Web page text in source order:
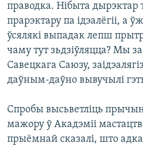
праводка. Нібыта дырэктар
прарэктару па ідэалёгіі, а
ўсялякі выпадак лепш
чаму тут зьдзіўляцца? Мы
Савецкага Саюзу,
даўным-даўно вывучылі
Спробы высьветліць
мажору ў Акадэміі
прыёмнай сказалі, што